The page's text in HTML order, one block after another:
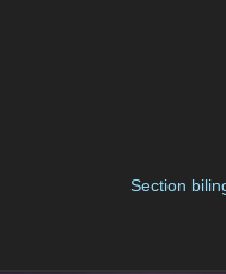
Section